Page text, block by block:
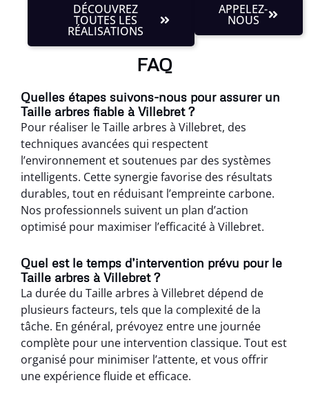
DÉCOUVREZ
TOUTES LES
RÉALISATIONS
APPELEZ-
NOUS
FAQ
Quelles étapes suivons-nous pour assurer un
Taille arbres fiable à Villebret ?
Pour réaliser le Taille arbres à Villebret, des
techniques avancées qui respectent
l’environnement et soutenues par des systèmes
intelligents. Cette synergie favorise des résultats
durables, tout en réduisant l’empreinte carbone.
Nos professionnels suivent un plan d’action
optimisé pour maximiser l’efficacité à Villebret.
Quel est le temps d’intervention prévu pour le
Taille arbres à Villebret ?
La durée du Taille arbres à Villebret dépend de
plusieurs facteurs, tels que la complexité de la
tâche. En général, prévoyez entre une journée
complète pour une intervention classique. Tout est
organisé pour minimiser l’attente, et vous offrir
une expérience fluide et efficace.